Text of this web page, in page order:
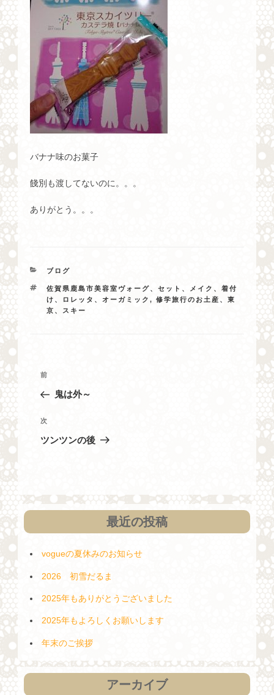
バナナ味のお菓子
餞別も渡してないのに。。。
ありがとう。。。
カ
ゴ
リ
ー
ブログ
タ
グ
佐賀県鹿島市美容室ヴォーグ、セット、メイク、着付
け、ロレッタ、オーガミック,修学旅行のお土産、東
京、スキー
投
ビ
ゲ
ン
過
去
投
前
鬼は外～
次
の
次
ツンツンの後
最近の投稿
vogueの夏休みのお知らせ
2026 初雪だるま
2025年もありがとうございました
2025年もよろしくお願いします
年末のご挨拶
アーカイブ